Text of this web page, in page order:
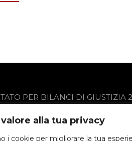
alla tua privacy
i cookie per migliorare la tua
PER BILANCI DI GIUSTIZIA
Albino (BG)
Policy